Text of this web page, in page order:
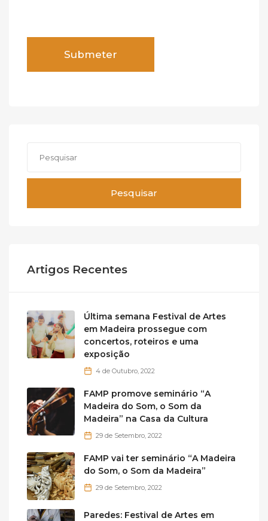
Pesquisar
Artigos Recentes
Última semana Festival de Artes
em Madeira prossegue com
concertos, roteiros e uma
exposição
4 de Outubro, 2022
FAMP promove seminário “A
Madeira do Som, o Som da
Madeira” na Casa da Cultura
29 de Setembro, 2022
FAMP vai ter seminário “A Madeira
do Som, o Som da Madeira”
29 de Setembro, 2022
Paredes: Festival de Artes em